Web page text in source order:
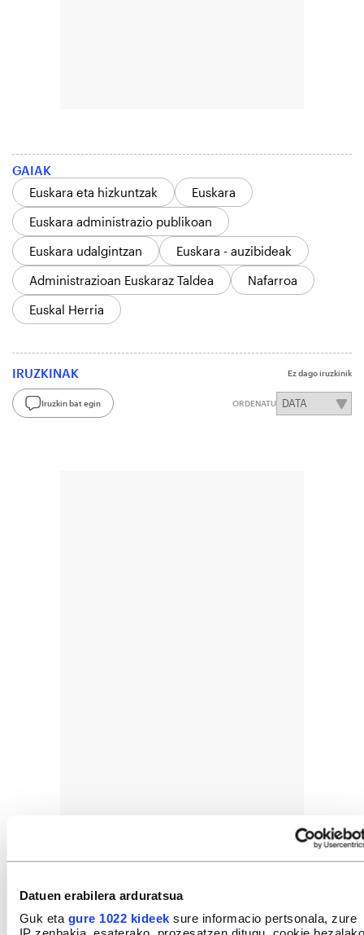
Datuen erabilera arduratsua
Guk eta gure 1022 kideek sure informacio pertsonala, zure
GAIAK
Euskara eta hizkuntzak
Euskara
Euskara administrazio publikoan
Euskara udalgintzan
Euskara - auzibideak
Administrazioan Euskaraz Taldea
Nafarroa
Euskal Herria
IRUZKINAK Ez dago iruzkinik
Iruzkin bat egin ORDENATU